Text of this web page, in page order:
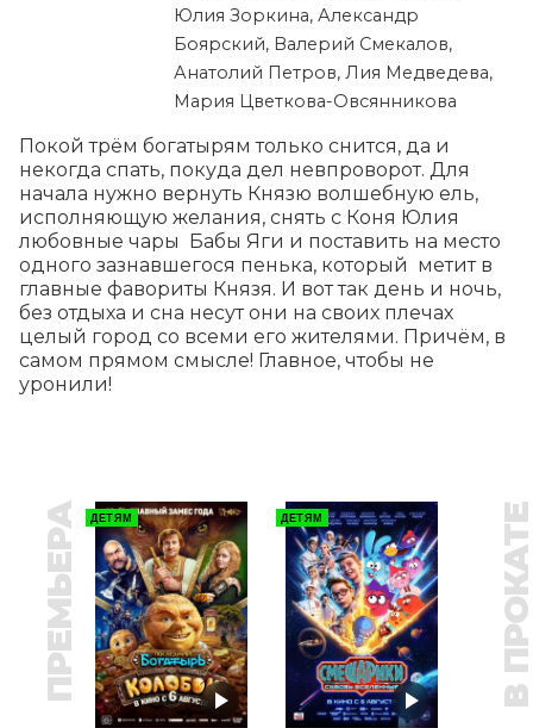
Юлия Зоркина, Александр
Боярский, Валерий Смекалов,
Анатолий Петров, Лия Медведева,
Мария Цветкова-Овсянникова
Покой трём богатырям только снится, да и
некогда спать, покуда дел невпроворот. Для
начала нужно вернуть Князю волшебную ель,
исполняющую желания, снять с Коня Юлия
любовные чары  Бабы Яги и поставить на место
одного зазнавшегося пенька, который  метит в
главные фавориты Князя. И вот так день и ночь,
без отдыха и сна несут они на своих плечах
целый город со всеми его жителями. Причём, в
самом прямом смысле! Главное, чтобы не
уронили!
ПРЕМЬЕРА ДЕТЯМ ДЕТЯМ В